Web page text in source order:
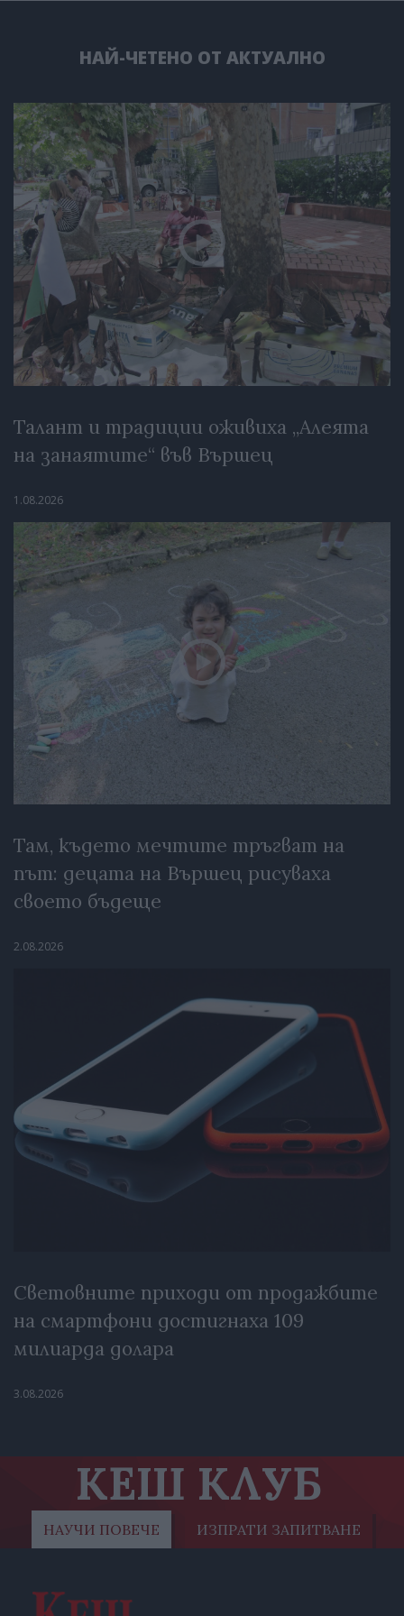
НАЙ-ЧЕТЕНО ОТ АКТУАЛНО
Талант и традиции оживиха „Алеята
на занаятите“ във Вършец
1.08.2026
Там, където мечтите тръгват на
път: децата на Вършец рисуваха
своето бъдеще
2.08.2026
Световните приходи от продажбите
на смартфони достигнаха 109
милиарда долара
3.08.2026
КЕШ КЛУБ
НАУЧИ ПОВЕЧЕ ИЗПРАТИ ЗАПИТВАНЕ